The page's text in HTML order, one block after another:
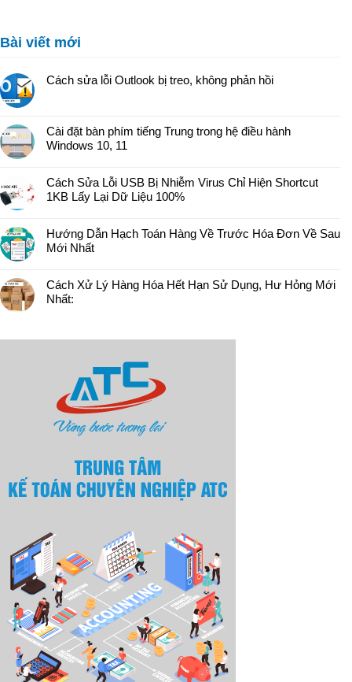
Bài viết mới
Cách sửa lỗi Outlook bị treo, không phản hồi
Cài đặt bàn phím tiếng Trung trong hệ điều hành
Windows 10, 11
Cách Sửa Lỗi USB Bị Nhiễm Virus Chỉ Hiện Shortcut
1KB Lấy Lại Dữ Liệu 100%
Hướng Dẫn Hạch Toán Hàng Về Trước Hóa Đơn Về Sau
Mới Nhất
Cách Xử Lý Hàng Hóa Hết Hạn Sử Dụng, Hư Hỏng Mới
Nhất: